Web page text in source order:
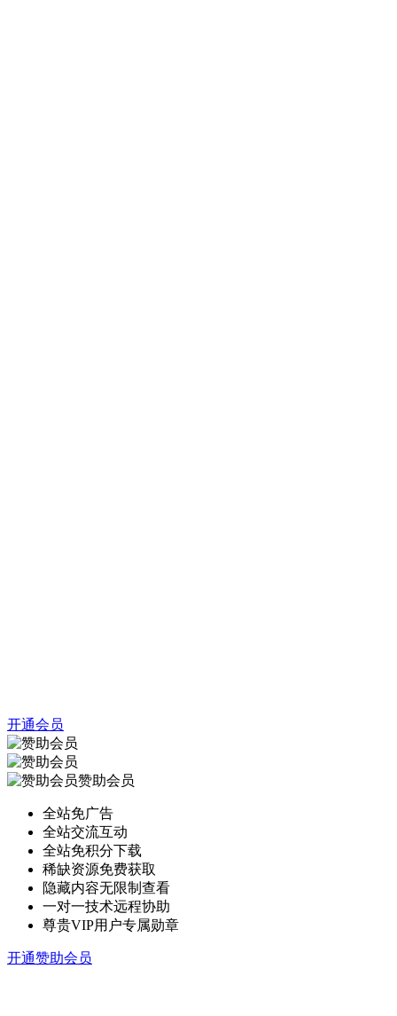
开通会员
赞助会员
全站免广告
全站交流互动
全站免积分下载
稀缺资源免费获取
隐藏内容无限制查看
一对一技术远程协助
尊贵VIP用户专属勋章
开通赞助会员